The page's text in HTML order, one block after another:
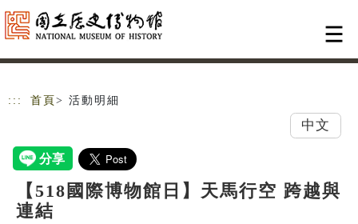
跳到主要內容
網站導覽
::: 首頁 > 活動明細
中文
【518國際博物館日】天馬行空 跨越與
連結